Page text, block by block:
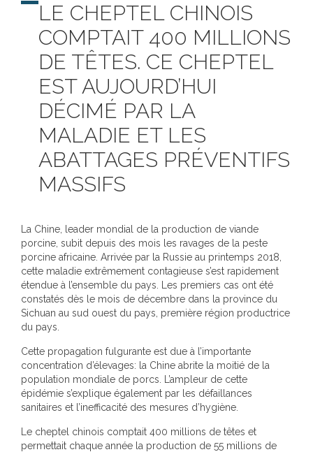
LE CHEPTEL CHINOIS
COMPTAIT 400 MILLIONS
DE TÊTES. CE CHEPTEL
EST AUJOURD’HUI
DÉCIMÉ PAR LA
MALADIE ET LES
ABATTAGES PRÉVENTIFS
MASSIFS
La Chine, leader mondial de la production de viande
porcine, subit depuis des mois les ravages de la peste
porcine africaine. Arrivée par la Russie au printemps 2018,
cette maladie extrêmement contagieuse s’est rapidement
étendue à l’ensemble du pays. Les premiers cas ont été
constatés dès le mois de décembre dans la province du
Sichuan au sud ouest du pays, première région productrice
du pays.
Cette propagation fulgurante est due à l’importante
concentration d’élevages: la Chine abrite la moitié de la
population mondiale de porcs. L’ampleur de cette
épidémie s’explique également par les défaillances
sanitaires et l’inefficacité des mesures d’hygiène.
Le cheptel chinois comptait 400 millions de têtes et
permettait chaque année la production de 55 millions de